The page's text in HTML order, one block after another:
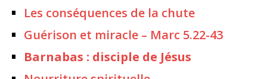
Les conséquences de la chute
Guérison et miracle – Marc 5.22-43
Barnabas : disciple de Jésus